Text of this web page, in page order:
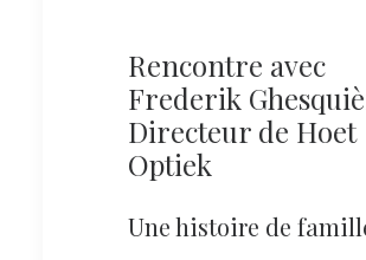
Rencontre avec
Frederik
Directeur de Hoet
Optiek
Une histoire de